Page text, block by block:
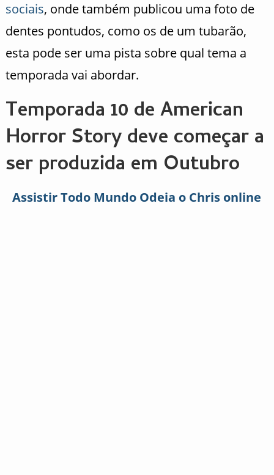
sociais, onde também publicou uma foto de
dentes pontudos, como os de um tubarão,
esta pode ser uma pista sobre qual tema a
temporada vai abordar.
Temporada 10 de American
Horror Story deve começar a
ser produzida em Outubro
Assistir Todo Mundo Odeia o Chris online